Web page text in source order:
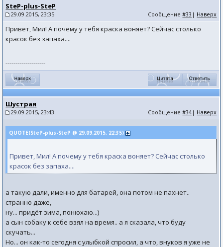
SteP-plus-SteP
29.09.2015, 23:35 Сообщение#33 | Наверх
Привет, Мил! А почему у тебя краска воняет? Сейчас столько
красок без запаха....
--------------------
Шустрая
29.09.2015, 23:43 Сообщение#34| Наверх
QUOTE(SteP-plus-SteP @ 29.09.2015, 22:35)
Привет, Мил! А почему у тебя краска воняет? Сейчас столько
красок без запаха....
а такую дали, именно для батарей, она потом не пахнет..
странно даже,
ну... придёт зима, понюхаю...)
а сын собаку к себе взял на время.. а я сказала, что буду
скучать...
Но... он как-то сегодня с улыбкой спросил, а что, внуков я уже не